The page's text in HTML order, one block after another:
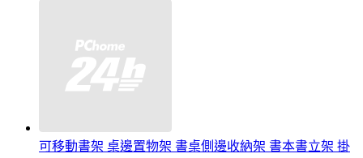
可移動書架 桌邊置物架 書桌側邊收納架 書本書立架 掛